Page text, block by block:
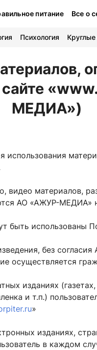
питание Все о
Психология
сайте
МЕДИА»)
использования
видео материалов,
АО «АЖУР-МЕДИА»
быть использованы
без
осуществляется
изданиях
и т.п.)
»
изданиях,
в каждом